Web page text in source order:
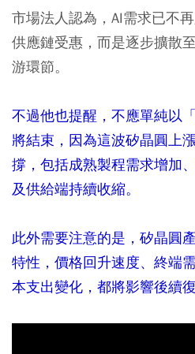
市場法人認為，AI需求已不
供應鏈受惠，而是逐步擴散
游環節。
不過他也提醒，不應單純以
將結束，因為這波矽晶圓上
撐，包括成熟製程需求增加
及供給端持續收縮。
此外需要注意的是，矽晶圓
特性，價格回升速度、終端
本支出變化，都將影響後續復